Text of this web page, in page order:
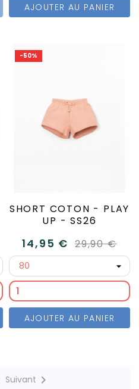
AJOUTER AU PANIER
-50%
SHORT COTON - PLAY
UP - SS26
14,95 € 29,90 €
AJOUTER AU PANIER
Suivant 